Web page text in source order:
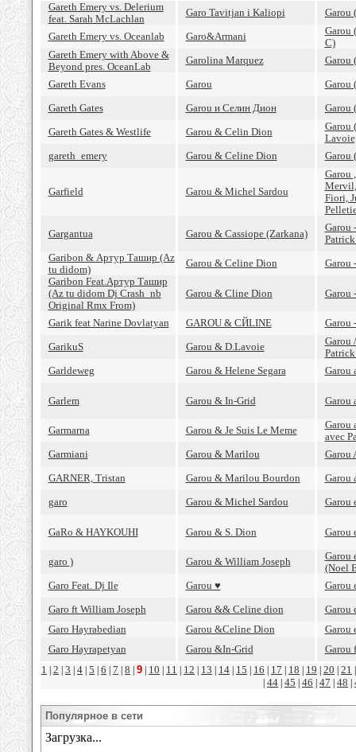
Gareth Emery vs. Delerium
feat. Sarah McLachlan
Garo Tavitjan i Kaliopi
Garou
Gareth Emery vs. Oceanlab
Garo&Armani
Garou
C)
Gareth Emery with Above &
Beyond pres. OceanLab
Garolina Marquez
Garou
Gareth Evans
Garou
Garou
Gareth Gates
Garou и Селин Дион
Garou
Gareth Gates & Westlife
Garou & Celin Dion
Garou
gareth_emery
Garou & Celine Dion Garou
Garfield Garou & Michel Sardou
Garou
Mervil,
Fiori,
Gargantua
Garou & Cassiope (Zarkana)
Garou
Garibon & Артур Ташир (Az
tu didom)
Garou & Celine Dion
Garou
Garibon Feat.Артур Ташир
(Az tu didom Dj Crash_nb
Original Rmx From)
Garou & Cline Dion Garou
Garik feat Narine Dovlatyan GAROU & CЙLINE
Garou
GarikuS
Garou & D.Lavoie
Garou
Garldeweg
Garou & Helene Segara Garou
Garlem Garou & In-Grid Garou
Garmarna Garou & Je Suis Le Meme
Garou
avec
Garmiani
Garou & Marilou
Garou
GARNER, Tristan
Garou & Marilou Bourdon
Garou
garo
Garou & Michel Sardou Garou
GaRo & HAYKOUHI Garou & S. Dion Garou
garo ) Garou & William Joseph
Garou
(Noel
Garo Feat. Dj Ile
Garou ♥
Garou
Garo ft William Joseph
Garou && Celine dion
Garou
Garo Hayrabedian
Garou &Celine Dion
Garou
Garo Hayrapetyan
Garou &In-Grid
Garou
1 2 3 4 5 6 7 8 9 10 11 12 13 14 15 16 17 18 19 20 21
44 45 46 47 48
Популярное в сети